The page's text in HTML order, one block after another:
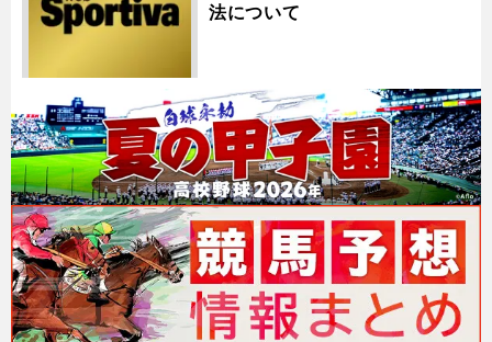
法について